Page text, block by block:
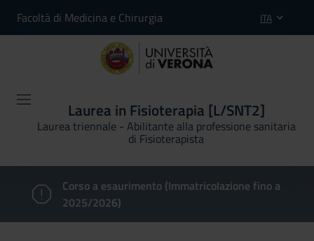
Facoltà di Medicina e Chirurgia ITA
Laurea in Fisioterapia [L/SNT2]
Laurea triennale - Abilitante alla professione sanitaria
di Fisioterapista
Corso a esaurimento (Immatricolazione fino a
2025/2026)